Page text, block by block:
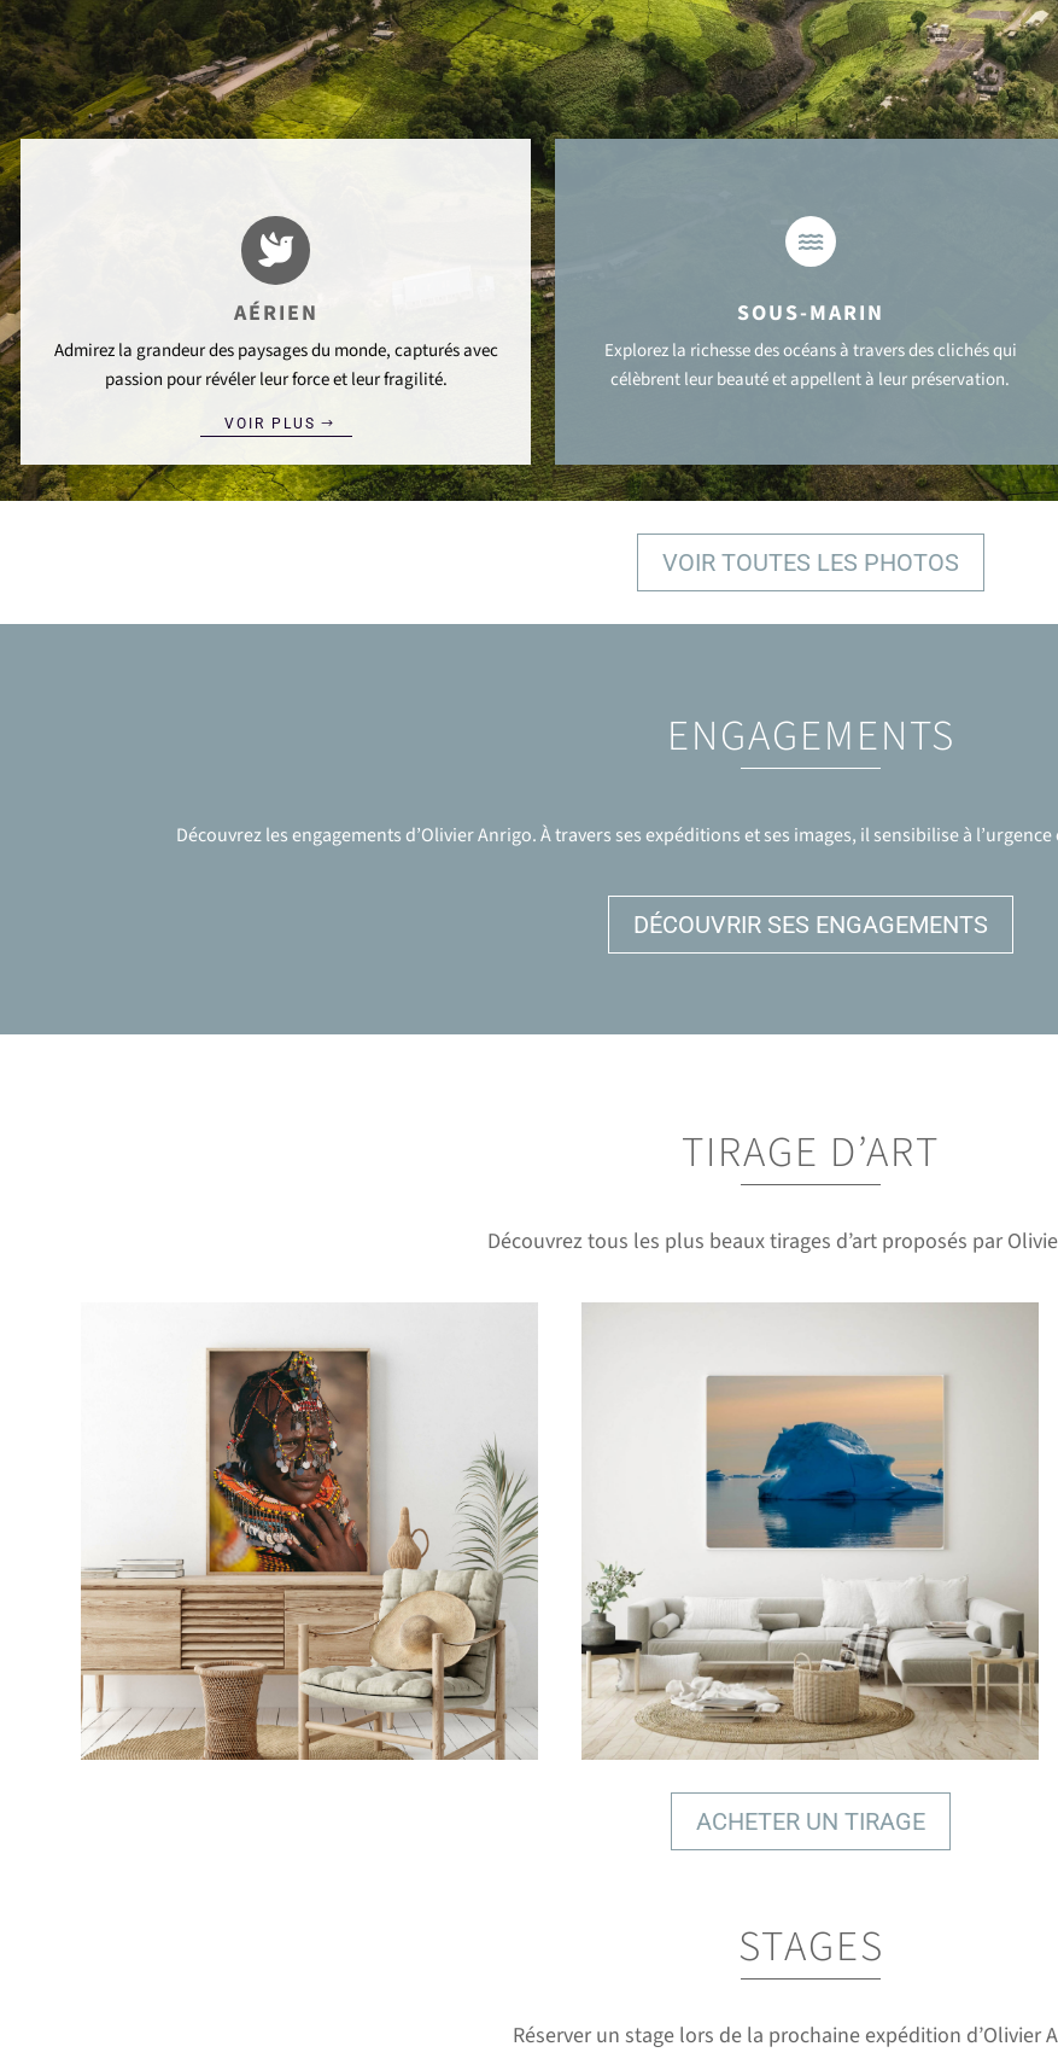

AÉRIEN
Admirez la grandeur des paysages du monde, capturés avec
passion pour révéler leur force et leur fragilité.
VOIR PLUS

SOUS-MARIN
Explorez la richesse des océans à travers des clichés qui
célèbrent leur beauté et appellent à leur préservation.
VOIR TOUTES LES PHOTOS
ENGAGEMENTS
Découvrez les engagements d’Olivier Anrigo. À travers ses expéditions et ses images, il sensibilise à
DÉCOUVRIR SES ENGAGEMENTS
TIRAGE D’ART
Découvrez tous les plus beaux tirages d’art proposés par
ACHETER UN TIRAGE
STAGES
Réserver un stage lors de la prochaine expédition d’Olivier